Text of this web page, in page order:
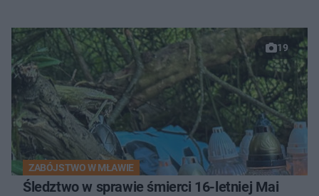
19
ZABÓJSTWO W MŁAWIE
Śledztwo w sprawie śmierci 16-letniej Mai